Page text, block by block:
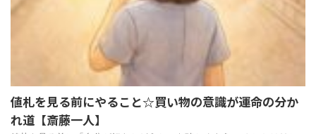
値札を見る前にやること☆買い物の意識が運命の分か
れ道【斎藤一人】